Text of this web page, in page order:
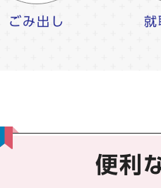
ごみ出し 就
便利